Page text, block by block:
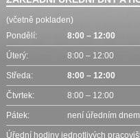
(včetně pokladen)
Pondělí:
8:00 – 12:00
Úterý: 8:00 – 12:00
Středa: 8:00 – 12:00
Čtvrtek: 8:00 – 12:00
Pátek: není úředním dnem
Úřední hodiny jednotlivých